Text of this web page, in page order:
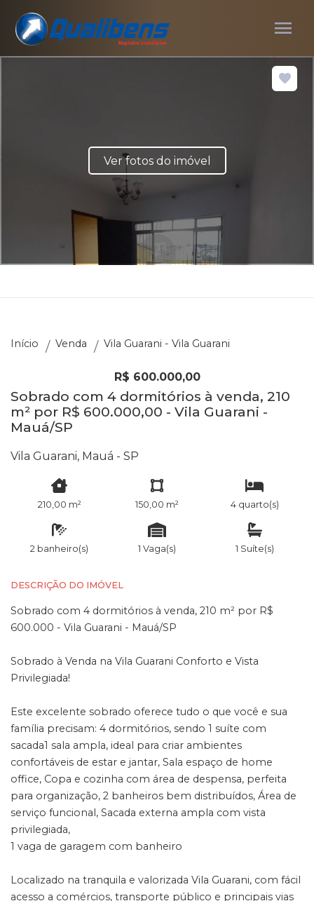
menu
Ver fotos do imóvel
Início Venda Vila Guarani - Vila Guarani
R$ 600.000,00
Sobrado com 4 dormitórios à venda, 210
m² por R$ 600.000,00 - Vila Guarani -
Mauá/SP
Vila Guarani, Mauá - SP
210,00 m² 150,00 m² 4 quarto(s)
2 banheiro(s) 1 Vaga(s) 1 Suíte(s)
DESCRIÇÃO DO IMÓVEL
Sobrado com 4 dormitórios à venda, 210 m² por R$
600.000 - Vila Guarani - Mauá/SP
Sobrado à Venda na Vila Guarani Conforto e Vista
Privilegiada!
Este excelente sobrado oferece tudo o que você e sua
família precisam: 4 dormitórios, sendo 1 suíte com
sacada1 sala ampla, ideal para criar ambientes
confortáveis de estar e jantar, Sala espaço de home
office, Copa e cozinha com área de despensa, perfeita
para organização, 2 banheiros bem distribuídos, Área de
serviço funcional, Sacada externa ampla com vista
privilegiada,
1 vaga de garagem com banheiro
Localizado na tranquila e valorizada Vila Guarani, com fácil
acesso a comércios, transporte público e principais vias